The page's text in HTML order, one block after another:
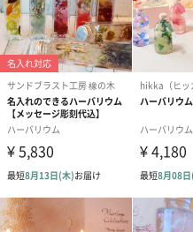
その時々の素材
せを楽しんでい
※巾着は有料で
い場合がござい
ください。
商品オ
お届けボックスオプション